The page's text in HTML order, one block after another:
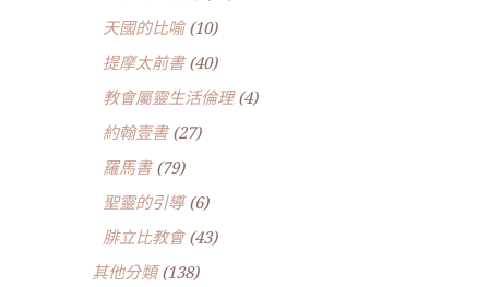
天國的比喻(10)
提摩太前書(40)
教會屬靈生活倫理(4)
約翰壹書(27)
羅馬書(79)
聖靈的引導(6)
腓立比教會(43)
其他分類(138)